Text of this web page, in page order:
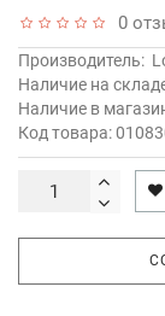
0
Производитель:
Наличие на
Наличие в
Код товара: